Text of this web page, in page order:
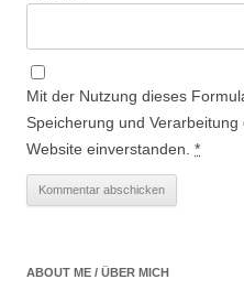
Mit der Nutzung dieses
Speicherung und
Website einverstanden. *
ABOUT ME / ÜBER MICH